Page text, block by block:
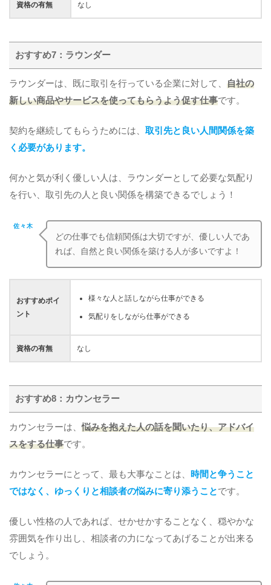
資格の有無 なし
おすすめ7：ラウンダー
ラウンダーは、既に取引を行っている企業に対して、 自社の
新しい商品やサービスを使ってもらうよう促す仕事です。
契約を継続してもらうためには、 取引先と良い人間関係を築
く必要があります。
何かと気が利く優しい人は、ラウンダーとして必要な気配り
を行い、取引先の人と良い関係を構築できるでしょう！
佐々木
どの仕事でも信頼関係は大切ですが、優しい人であ
れば、自然と良い関係を築ける人が多いですよ！
おすすめポイ
ント
様々な人と話しながら仕事ができる
気配りをしながら仕事ができる
資格の有無 なし
おすすめ8：カウンセラー
カウンセラーは、悩みを抱えた人の話を聞いたり、アドバイ
スをする仕事です。
カウンセラーにとって、最も大事なことは、
時間と争うこと
ではなく、ゆっくりと相談者の悩みに寄り添うことです。
優しい性格の人であれば、せかせかすることなく、穏やかな
雰囲気を作り出し、相談者の力になってあげることが出来る
でしょう。